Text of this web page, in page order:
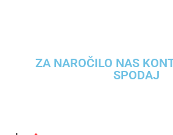
ZA NAROČILO NAS
SPODAJ